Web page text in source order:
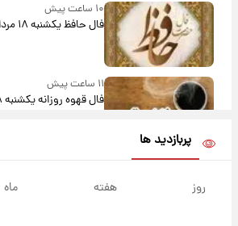
۱۰ ساعت پیش
فال حافظ یکشنبه ۱۸ مرداد ماه ۱۴۰۵
۱۱ ساعت پیش
فال قهوه روزانه یکشنبه ۱۸ مرداد ماه ۱۴۰۵
پربازدید ها
روز هفته ماه